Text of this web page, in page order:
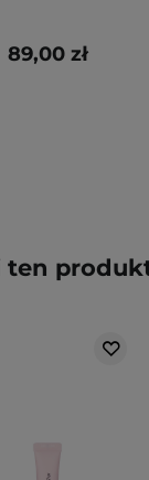
89,00 zł
ten